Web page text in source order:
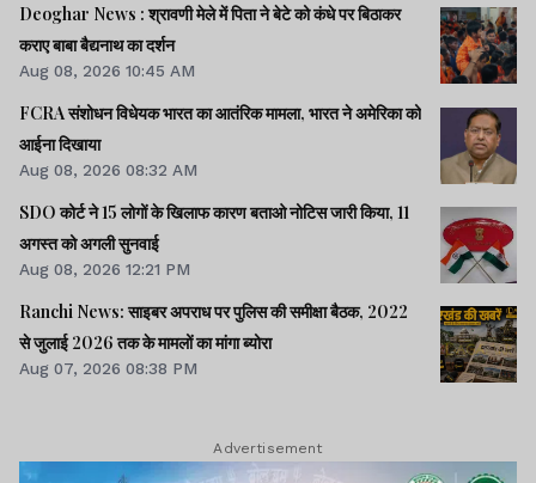
Deoghar News : श्रावणी मेले में पिता ने बेटे को कंधे पर बिठाकर
कराए बाबा बैद्यनाथ का दर्शन
Aug 08, 2026 10:45 AM
FCRA संशोधन विधेयक भारत का आतंरिक मामला, भारत ने अमेरिका को
आईना दिखाया
Aug 08, 2026 08:32 AM
SDO कोर्ट ने 15 लोगों के खिलाफ कारण बताओ नोटिस जारी किया, 11
अगस्त को अगली सुनवाई
Aug 08, 2026 12:21 PM
Ranchi News: साइबर अपराध पर पुलिस की समीक्षा बैठक, 2022
से जुलाई 2026 तक के मामलों का मांगा ब्योरा
Aug 07, 2026 08:38 PM
Advertisement